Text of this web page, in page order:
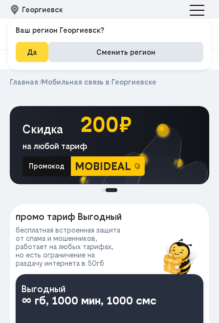
Георгиевск
Главная Мобильная связь в Георгиевске
Скидка 200₽
на любой тариф
Промокод MOBIDEAL
промо тариф Выгодный
бесплатная встроенная защита
от спама и мошенников,
работает на любых тарифах,
но есть ограничение на
раздачу интернета в 50гб
Выгодный
∞ гб, 1000 мин, 1000 смс
Ваш регион Георгиевск?
Да Сменить регион